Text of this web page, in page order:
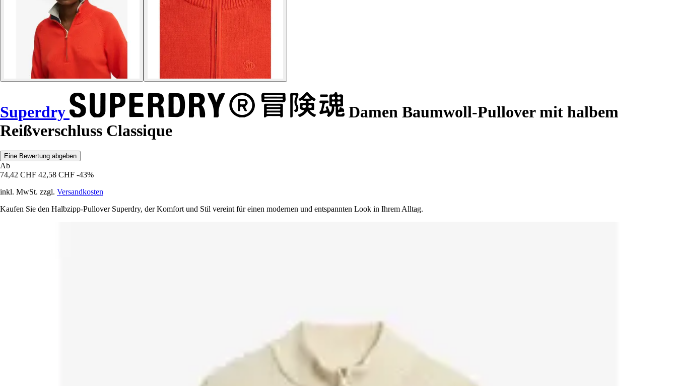
Superdry
Damen Baumwoll-Pullover mit halbem
Reißverschluss Classique
Eine Bewertung abgeben
Ab
74,42 CHF 42,58 CHF -43%
inkl. MwSt. zzgl. Versandkosten
Kaufen Sie den Halbzipp-Pullover Superdry, der Komfort und Stil vereint für einen modernen und entspannten Look in Ihrem Alltag.